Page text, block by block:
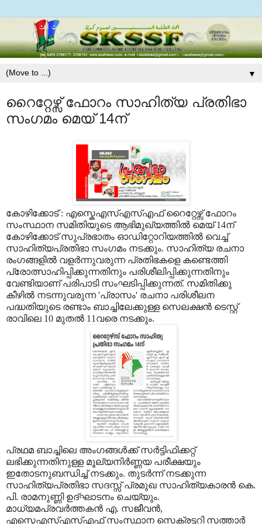
▼
റൈറ്റേഴ്സ് ഫോറം സാഹിത്യ പ്രതിഭാ
സംഗമം മെയ് 14ന്
കോഴിക്കോട് : എസ്കെഎസ്എസ്എഫ് റൈറ്റേഴ്സ് ഫോറം
സംസ്ഥാന സമിതിയുടെ ആഭിമുഖ്യത്തിൽ മെയ് 14ന്
കോഴിക്കോട് സുപ്രഭാതം ഓഡിറ്റോറിയത്തിൽ വെച്ച്
സാഹിത്യപ്രതിഭാ സംഗമം നടക്കും. സാഹിത്യ രചനാ
രംഗങ്ങളിൽ വളർന്നുവരുന്ന പ്രതിഭകളെ കണ്ടെത്തി
പ്രോത്സാഹിപ്പിക്കുന്നതിനും പരിശീലിപ്പിക്കുന്നതിനും
വേണ്ടിയാണ് പരിപാടി സംഘടിപ്പിക്കുന്നത്. സമിതിക്കു
കീഴിൽ നടന്നുവരുന്ന 'പ്രാസം' രചനാ പരിശീലന
പദ്ധതിയുടെ രണ്ടാം ബാച്ചിലേക്കുള്ള സെലക്ഷൻ ടെസ്റ്റ്
രാവിലെ 10 മുതൽ 11വരെ നടക്കും.
പ്രഥമ ബാച്ചിലെ അംഗങ്ങൾക്ക് സർട്ടിഫിക്കറ്റ്
ലഭിക്കുന്നതിനുള്ള മൂല്യനിർണ്ണയ പരീക്ഷയും
ഇതോടനുബന്ധിച്ച് നടക്കും. തുടർന്ന് നടക്കുന്ന
സാഹിത്യപ്രതിഭാ സദസ്സ് പ്രമുഖ സാഹിത്യകാരൻ കെ.
പി. രാമനുണ്ണി ഉദ്ഘാടനം ചെയ്യും.
മാധ്യമപ്രവർത്തകൻ എ. സജീവൻ,
എസ്കെഎസ്എസ്എഫ് സംസ്ഥാന സെക്രട്ടറി സത്താർ